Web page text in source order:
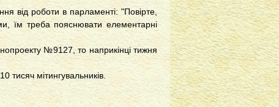
від роботи в парламенті: "Повірте,
їм треба пояснювати елементарні
№9127, то наприкінці тижня
тисяч мітингувальників.